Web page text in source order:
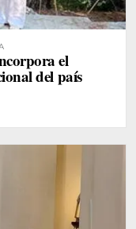
el
del país